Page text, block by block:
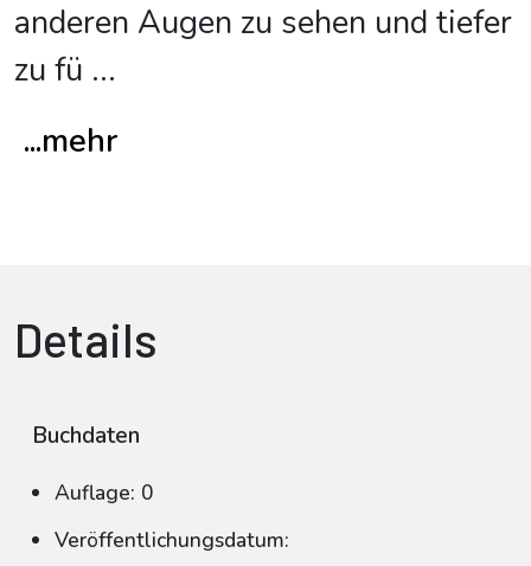
anderen Augen zu sehen und tiefer
zu fü ...
...mehr
Details
Buchdaten
Auflage: 0
Veröffentlichungsdatum: